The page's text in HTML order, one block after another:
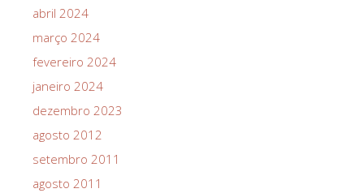
abril 2024
março 2024
fevereiro 2024
janeiro 2024
dezembro 2023
agosto 2012
setembro 2011
agosto 2011